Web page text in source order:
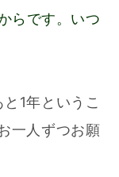
らです。いつ
1年というこ
一人ずつお願